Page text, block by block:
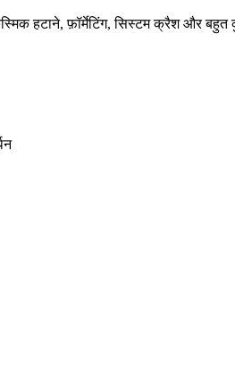
हटाने, फ़ॉर्मेटिंग, सिस्टम क्रैश और